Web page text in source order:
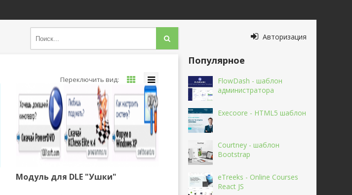
Авторизация
Модуль для DLE "Ушки"
Популярное
FlowDash - шаблон
администратора
Execoore - HTML5 шаблон
Courtney - шаблон
Bootstrap
eTreeks - Online Courses
React JS